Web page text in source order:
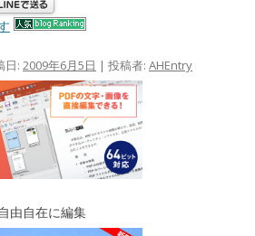
日: 2009年6月5日 | 投稿者: AHEntry
由自在に編集